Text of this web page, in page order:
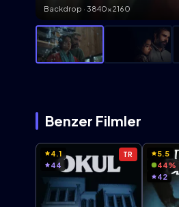
Backdrop · 3840×2160
Benzer Filmler
TR
4.1
44
5.5
44%
42